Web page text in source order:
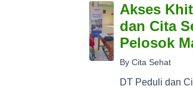
Akses
dan Cita
Pelosok
By Cita Sehat
DT Peduli dan